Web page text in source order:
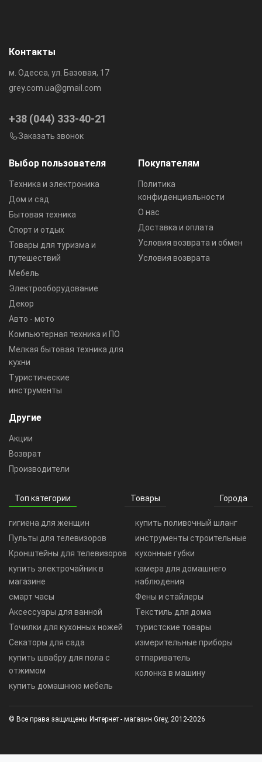
Выбор пользователя
Техника и электроника
Дом и сад
Бытовая техника
Спорт и отдых
Товары для туризма и
путешествий
Мебель
Электрооборудование
Декор
Авто - мото
Компьютерная техника и ПО
Мелкая бытовая техника для
кухни
Туристические
инструменты
Покупателям
Политика
конфиденциальности
О нас
Доставка и оплата
Условия возврата и обмен
Условия возврата
Другие
Акции
Возврат
Производители
Контакты
м. Одесса, ул. Базовая, 17
grey.com.ua@gmail.com
+38 (044) 333-40-21
Заказать звонок
Топ категории Товары Города
гигиена для женщин
Пульты для телевизоров
Кронштейны для телевизоров
купить электрочайник в
магазине
смарт часы
Аксессуары для ванной
Точилки для кухонных ножей
Секаторы для сада
купить швабру для пола с
отжимом
купить домашнюю мебель
купить поливочный шланг
инструменты строительные
кухонные губки
камера для домашнего
наблюдения
Фены и стайлеры
Текстиль для дома
туристские товары
измерительные приборы
отпариватель
колонка в машину
© Все права защищены Интернет - магазин Grey, 2012-2026